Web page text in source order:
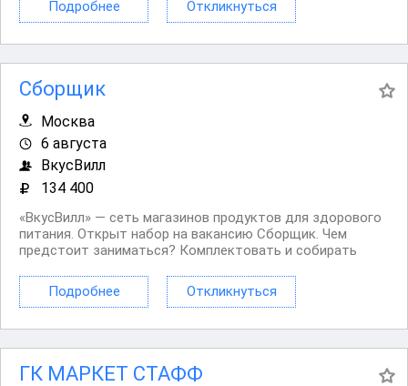
Общаться с покупателями по телефону. Нам...
Подробнее Откликнуться
Сборщик
Москва
6 августа
ВкусВилл
134 400
«ВкусВилл» — сеть магазинов продуктов для здорового
питания. Открыт набор на вакансию Сборщик. Чем
предстоит заниматься? Комплектовать и собирать
вид продуктов. Проводить инвентаризацию товаров.
Общаться с покупателями по телефону. Нам...
Подробнее Откликнуться
ГК МАРКЕТ СТАФФ